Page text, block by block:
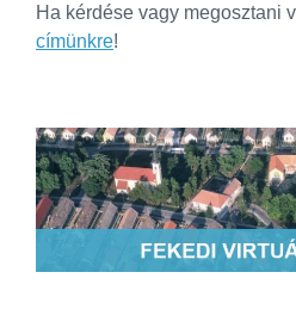
Ha kérdése vagy megosztani
címünkre!